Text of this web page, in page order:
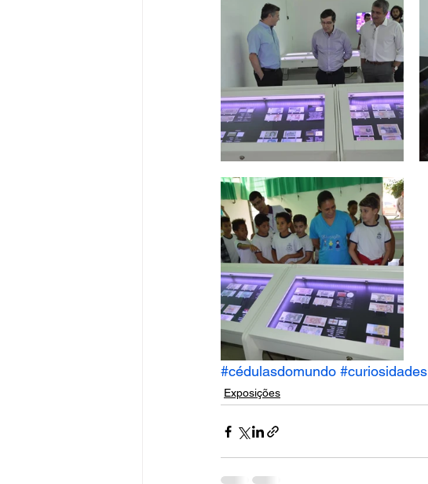
#cédulasdomundo #curiosidades
Exposições